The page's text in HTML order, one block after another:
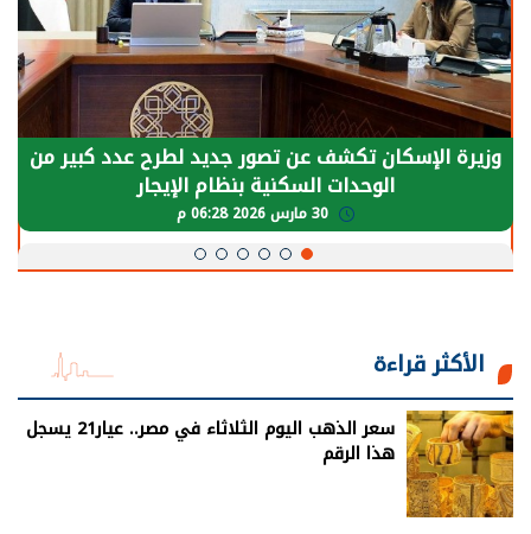
وزيرة الإسكان تكشف عن تصور جديد لطرح عدد كبير من
الوحدات السكنية بنظام الإيجار
الأكثر قراءة
سعر الذهب اليوم الثلاثاء في مصر.. عيار21 يسجل
هذا الرقم